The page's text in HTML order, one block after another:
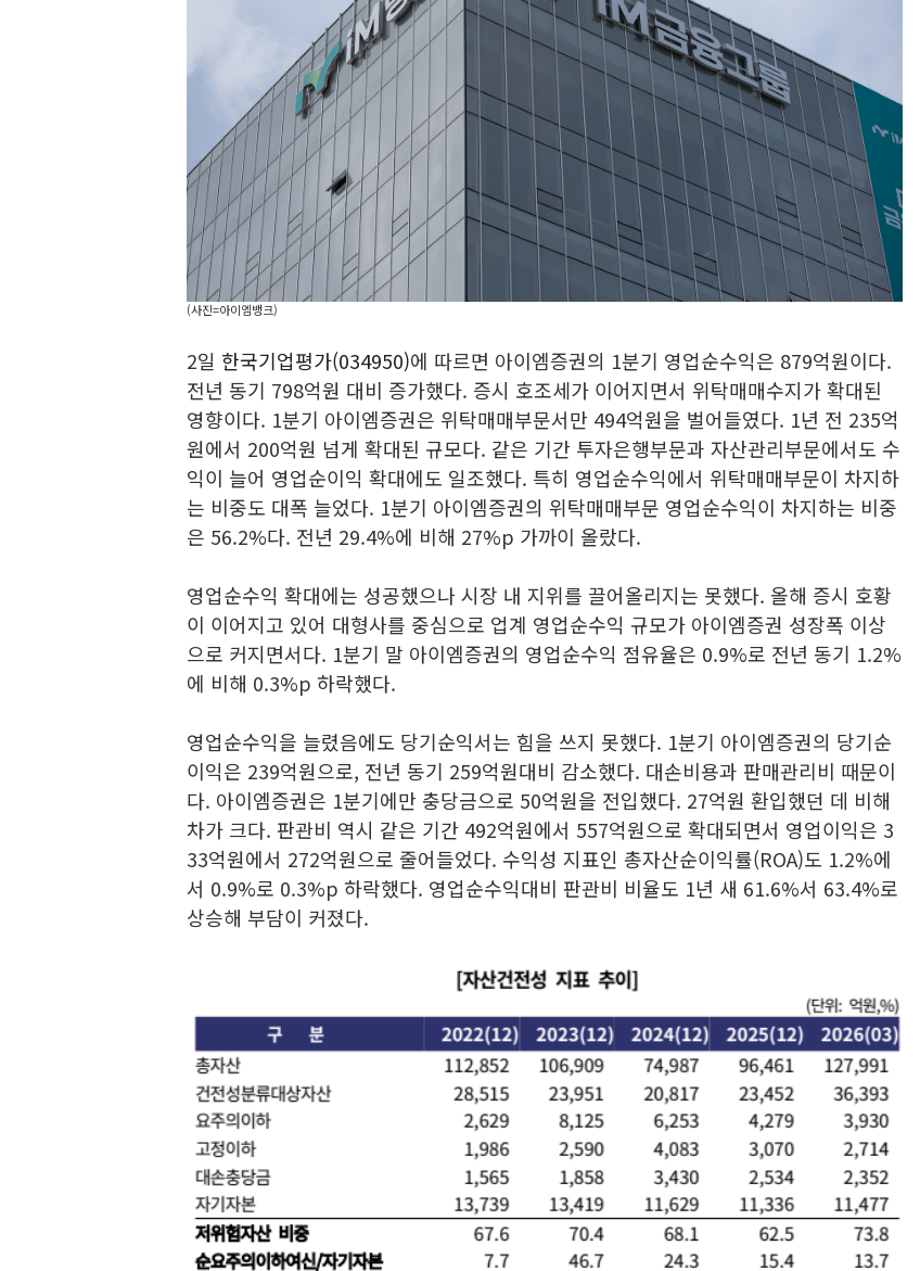
(사진=아이엠뱅크)
2일 한국기업평가(034950)에 따르면 아이엠증권의 1분기 영업순수익은 879억원이다.
전년 동기 798억원 대비 증가했다. 증시 호조세가 이어지면서 위탁매매수지가 확대된
영향이다. 1분기 아이엠증권은 위탁매매부문서만 494억원을 벌어들였다. 1년 전 235억
원에서 200억원 넘게 확대된 규모다. 같은 기간 투자은행부문과 자산관리부문에서도 수
익이 늘어 영업순이익 확대에도 일조했다. 특히 영업순수익에서 위탁매매부문이 차지하
는 비중도 대폭 늘었다. 1분기 아이엠증권의 위탁매매부문 영업순수익이 차지하는 비중
은 56.2%다. 전년 29.4%에 비해 27%p 가까이 올랐다.
영업순수익 확대에는 성공했으나 시장 내 지위를 끌어올리지는 못했다. 올해 증시 호황
이 이어지고 있어 대형사를 중심으로 업계 영업순수익 규모가 아이엠증권 성장폭 이상
으로 커지면서다. 1분기 말 아이엠증권의 영업순수익 점유율은 0.9%로 전년 동기 1.2%
에 비해 0.3%p 하락했다.
영업순수익을 늘렸음에도 당기순익서는 힘을 쓰지 못했다. 1분기 아이엠증권의 당기순
이익은 239억원으로, 전년 동기 259억원대비 감소했다. 대손비용과 판매관리비 때문이
다. 아이엠증권은 1분기에만 충당금으로 50억원을 전입했다. 27억원 환입했던 데 비해
차가 크다. 판관비 역시 같은 기간 492억원에서 557억원으로 확대되면서 영업이익은 3
33억원에서 272억원으로 줄어들었다. 수익성 지표인 총자산순이익률(ROA)도 1.2%에
서 0.9%로 0.3%p 하락했다. 영업순수익대비 판관비 비율도 1년 새 61.6%서 63.4%로
상승해 부담이 커졌다.